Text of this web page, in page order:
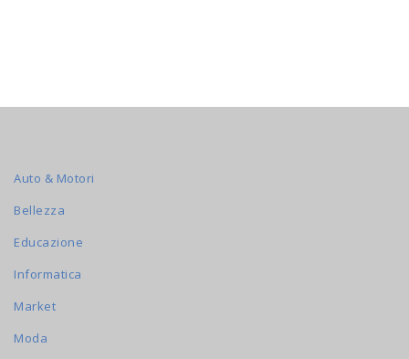
Auto & Motori
Bellezza
Educazione
Informatica
Market
Moda